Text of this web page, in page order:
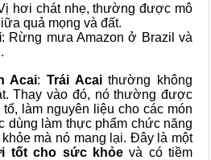
hơi chát nhẹ, thường được mô
quả mọng và đất.
: Rừng mưa Amazon ở Brazil và
Acai:Trái Acaithường không
Thay vào đó, nó thường được
làm nguyên liệu cho các món
dùng làm thực phẩm chức năng
mà nó mang lại. Đây là một
tốt cho sức khỏevà có tiềm